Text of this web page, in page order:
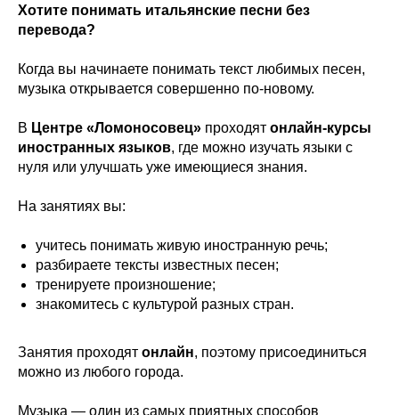
Хотите понимать итальянские песни без
перевода?
Когда вы начинаете понимать текст любимых песен,
музыка открывается совершенно по-новому.
В Центре «Ломоносовец» проходят онлайн-курсы
иностранных языков, где можно изучать языки с
нуля или улучшать уже имеющиеся знания.
На занятиях вы:
учитесь понимать живую иностранную речь;
разбираете тексты известных песен;
тренируете произношение;
знакомитесь с культурой разных стран.
Занятия проходят онлайн, поэтому присоединиться
можно из любого города.
Музыка — один из самых приятных способов